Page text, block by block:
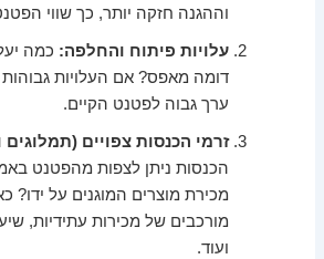
וההגנה חזקה יותר, כך שווי
עלויות פיתוח והחלפה: כמה
דומה מאפס? אם העלויות
ערך גבוה לפטנט הקיים.
זרמי הכנסות צפויים (תמלוגים
הכנסות ניתן לצפות מהפטנט
מכירת מוצרים המוגנים על ידו?
מורכבים של מכירות עתידיות,
ועוד.